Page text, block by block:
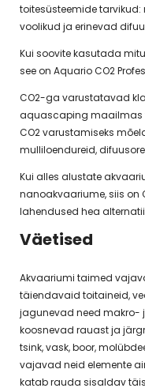
toitesüsteemide
voolikud ja erinevad
Kui soovite kasutada
see on Aquario CO2
CO2-ga varustatavad
aquascaping maailmas
CO2 varustamiseks
mulliloendureid,
Kui alles alustate
nanoakvaariume, siis on
lahendused hea
Väetised
Akvaariumi taimed
täiendavaid toitaineid,
jagunevad need makro-
koosnevad rauast ja
tsink, vask, boor,
vajavad neid elemente
katab rauda sisaldav